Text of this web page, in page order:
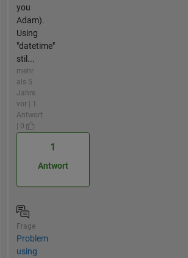
you
Adam).
Using
"datetime"
stil...
mehr
als 5
Jahre
vor | 1
Antwort
| 0
1
Antwort
Frage
Problem
using